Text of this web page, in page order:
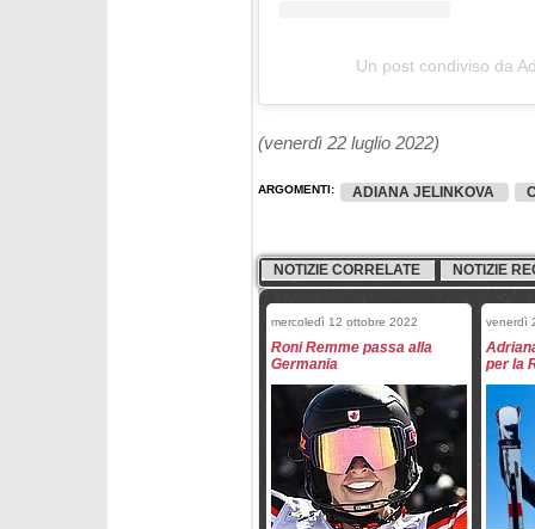
Un post condiviso da
(venerdì 22 luglio 2022)
ARGOMENTI: ADIANA JELINKOVA
NOTIZIE CORRELATE NOTIZIE
mercoledì 12 ottobre 2022
Roni Remme passa alla
Germania
venerdì
per la